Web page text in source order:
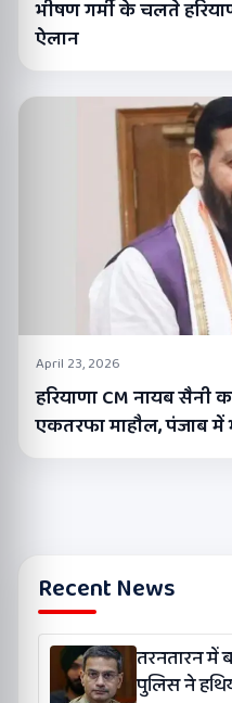
भीषण गर्मी के चलते
ऐलान
April 23, 2026
हरियाणा CM नायब सैनी
एकतरफा माहौल, पंजाब
Recent News
तरनतारन में
पुलिस ने